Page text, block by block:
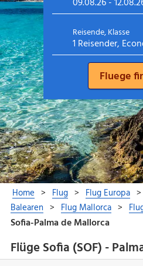
Flüge Sofia (SOF) -